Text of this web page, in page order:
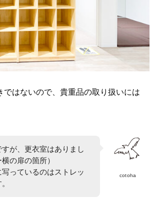
ではないので、貴重品の取り扱いには
cotoha
が、更衣室はありまし
の扉の箇所）
っているのはストレッ